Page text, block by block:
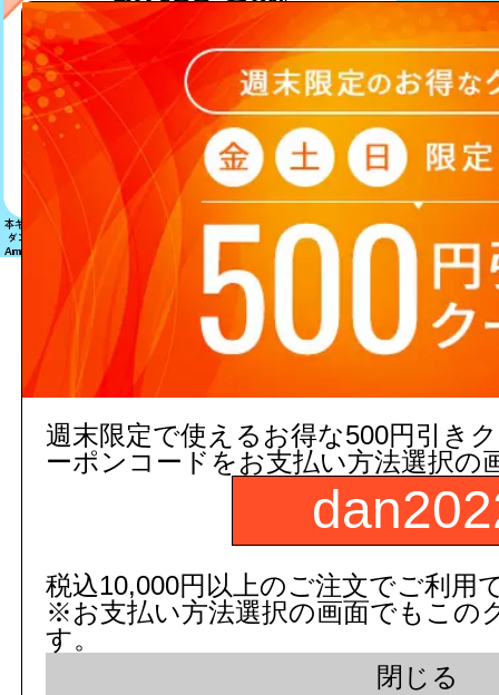
該当する商品は見つかりません
c 2015 dandorie.com All
表示モード： モバ
週末限定で使えるお得な500円引き
ーポンコードをお支払い方法選択の
税込10,000円以上のご注文でご利用
※お支払い方法選択の画面でもこの
す。
閉じる